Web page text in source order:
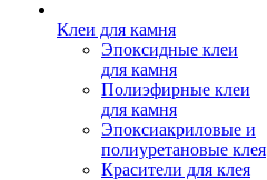
Клеи для камня
Эпоксидные клеи
для камня
Полиэфирные клеи
для камня
Эпоксиакриловые и
полиуретановые клея
Красители для клея